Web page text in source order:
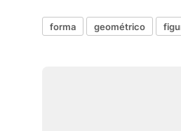
forma geométrico